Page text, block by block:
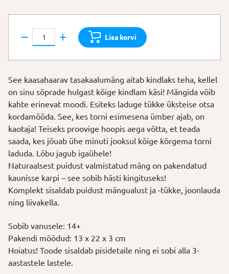
Puidust
tasakaalumäng
"Ahvide
kogus
Lisa korvi
See kaasahaarav tasakaalumäng aitab kindlaks teha, kellel
on sinu sõprade hulgast kõige kindlam käsi! Mängida võib
kahte erinevat moodi. Esiteks laduge tükke üksteise otsa
kordamööda. See, kes torni esimesena ümber ajab, on
kaotaja! Teiseks proovige hoopis aega võtta, et teada
saada, kes jõuab ühe minuti jooksul kõige kõrgema torni
laduda. Lõbu jagub igaühele!
Naturaalsest puidust valmistatud mäng on pakendatud
kaunisse karpi – see sobib hästi kingituseks!
Komplekt sisaldab puidust mängualust ja -tükke, joonlauda
ning liivakella.
Sobib vanusele: 14+
Pakendi mõõdud: 13 x 22 x 3 cm
Hoiatus! Toode sisaldab pisidetaile ning ei sobi alla 3-
aastastele lastele.